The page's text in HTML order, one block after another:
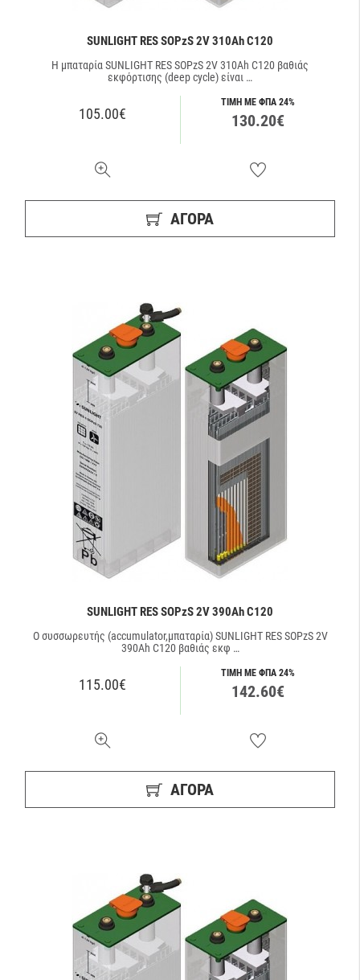
SUNLIGHT RES SOPzS 2V 310Ah C120
Η μπαταρία SUNLIGHT RES SOPzS 2V 310Ah C120 βαθιάς
εκφόρτισης (deep cycle) είναι …
105.00€
ΤΙΜΗ ΜΕ ΦΠΑ 24%
130.20€
ΑΓΟΡΑ
SUNLIGHT RES SOPzS 2V 390Ah C120
Ο συσσωρευτής (accumulator,μπαταρία) SUNLIGHT RES SOPzS 2V
390Ah C120 βαθιάς εκφ …
115.00€
ΤΙΜΗ ΜΕ ΦΠΑ 24%
142.60€
ΑΓΟΡΑ